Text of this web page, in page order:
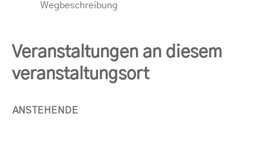
Wegbeschreibung
Veranstaltungen an diesem
veranstaltungsort
ANSTEHENDE